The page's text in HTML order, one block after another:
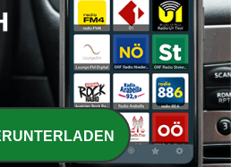
•-|-• Venezolanismos El
con Miguel Paneke, Anita
Bocaranda
y el ingeniero Vargas